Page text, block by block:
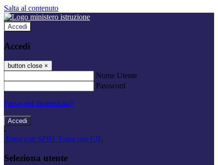
Salta al contenuto
Accedi
Accedi
button close ×
Nome Utente
Password
Password dimenticata?
-
Entra con SPID Entra con CIE
Seleziona utente